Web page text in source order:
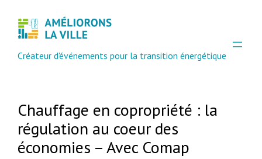
Créateur d'événements pour la transition énergétique
Chauffage en copropriété : la
régulation au coeur des
économies – Avec Comap